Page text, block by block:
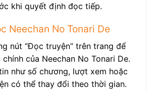
khi quyết định đọc tiếp.
Neechan No Tonari De
nút “Đọc truyện” trên trang để
của Neechan No Tonari De.
như số chương, lượt xem hoặc
có thể thay đổi theo thời gian.